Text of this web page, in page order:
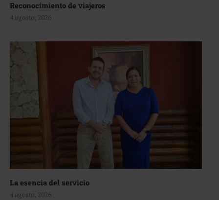
Reconocimiento de viajeros
4 agosto, 2026
La esencia del servicio
4 agosto, 2026